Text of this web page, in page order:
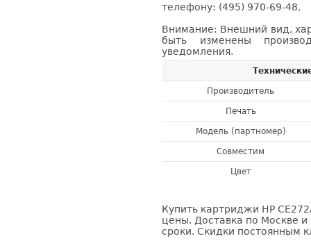
телефону: (495) 970-69-48.
Внимание: Внешний вид,
быть изменены
уведомления.
Производитель
Печать
Модель (партномер)
Совместим
Цвет
Купить картриджи HP
цены. Доставка по Москве и
сроки. Скидки постоянным